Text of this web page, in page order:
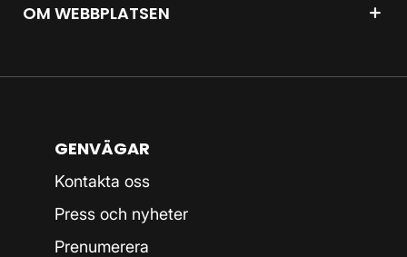
OM WEBBPLATSEN
GENVÄGAR
Kontakta oss
Press och nyheter
Prenumerera